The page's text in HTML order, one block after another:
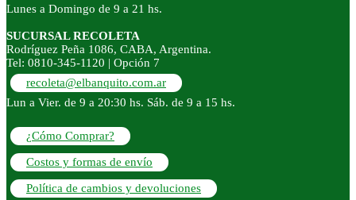
Lunes a Domingo de 9 a 21 hs.
SUCURSAL RECOLETA
Rodríguez Peña 1086, CABA, Argentina.
Tel: 0810-345-1120 | Opción 7
recoleta@elbanquito.com.ar
Lun a Vier. de 9 a 20:30 hs. Sáb. de 9 a 15 hs.
¿Cómo Comprar?
Costos y formas de envío
Política de cambios y devoluciones